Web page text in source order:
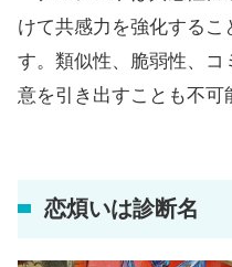
けて共感力を強化する
す。類似性、脆弱性、
意を引き出すことも不可
恋煩いは診断名